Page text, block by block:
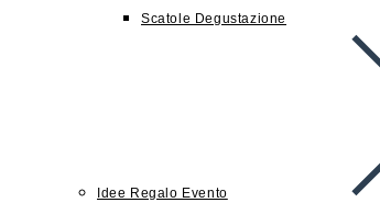
Scatole Degustazione
Idee Regalo Evento